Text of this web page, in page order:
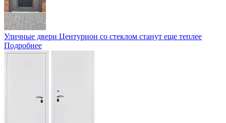
Уличные двери Центурион со стеклом станут еще теплее
Подробнее